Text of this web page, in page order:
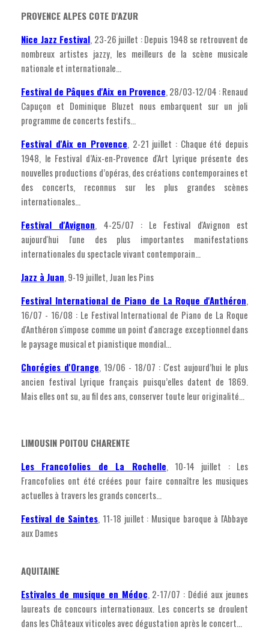
PROVENCE ALPES COTE D'AZUR
Nice Jazz Festival, 23-26 juillet : Depuis 1948 se retrouvent de
nombreux artistes jazzy, les meilleurs de la scène musicale
nationale et internationale...
Festival de Pâques d'Aix en Provence, 28/03-12/04 : Renaud
Capuçon et Dominique Bluzet nous embarquent sur un joli
programme de concerts festifs...
Festival d'Aix en Provence, 2-21 juillet : Chaque été depuis
1948, le Festival d’Aix-en-Provence d'Art Lyrique présente des
nouvelles productions d’opéras, des créations contemporaines et
des concerts, reconnus sur les plus grandes scènes
internationales...
Festival d'Avignon, 4-25/07 : Le Festival d'Avignon est
aujourd'hui l'une des plus importantes manifestations
internationales du spectacle vivant contemporain...
Jazz à Juan, 9-19 juillet, Juan les Pins
Festival International de Piano de La Roque d'Anthéron,
16/07 - 16/08 : Le Festival International de Piano de La Roque
d'Anthéron s'impose comme un point d'ancrage exceptionnel dans
le paysage musical et pianistique mondial...
Chorégies d'Orange, 19/06 - 18/07 : C'est aujourd’hui le plus
ancien festival Lyrique français puisqu’elles datent de 1869.
Mais elles ont su, au fil des ans, conserver toute leur originalité...
LIMOUSIN POITOU CHARENTE
Les Francofolies de La Rochelle, 10-14 juillet : Les
Francofolies ont été créées pour faire connaître les musiques
actuelles à travers les grands concerts...
Festival de Saintes, 11-18 juillet : Musique baroque à l'Abbaye
aux Dames
AQUITAINE
Estivales de musique en Médoc, 2-17/07 : Dédié aux jeunes
laureats de concours internationaux. Les concerts se droulent
dans les Châteaux viticoles avec dégustation après le concert...